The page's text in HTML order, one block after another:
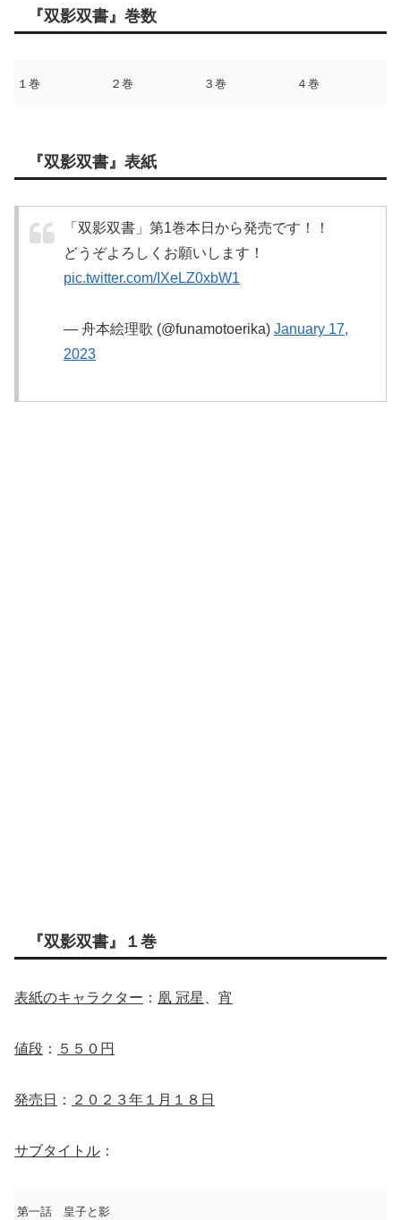
『双影双書』巻数
１巻 ２巻 ３巻 ４巻
『双影双書』表紙
「双影双書」第1巻本日から発売です！！
どうぞよろしくお願いします！
pic.twitter.com/IXeLZ0xbW1
— 舟本絵理歌 (@funamotoerika) January 17,
2023
『双影双書』１巻
表紙のキャラクター ： 凰 冠星 宵
値段 ： ５５０円
発売日 ： ２０２３年１月１８日
サブタイトル ：
第一話 皇子と影